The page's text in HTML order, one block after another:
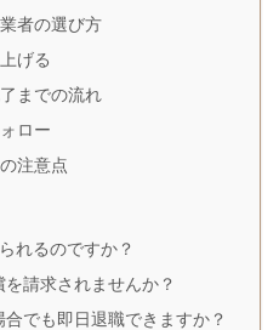
者の選び方
げる
までの流れ
ロー
注意点
れるのですか？
請求されませんか？
でも即日退職できますか？